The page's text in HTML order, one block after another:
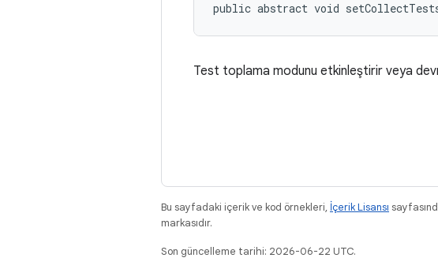
public abstract void
Test toplama modunu etkinleştirir veya devre
Bu sayfadaki içerik ve kod örnekleri, İçerik Lisansı
markasıdır.
Son güncelleme tarihi: 2026-06-22 UTC.